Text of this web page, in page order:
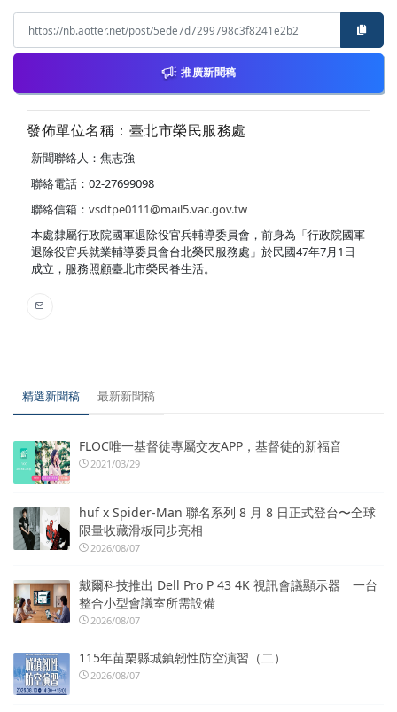
推廣新聞稿
發佈單位名稱：臺北市榮民服務處
新聞聯絡人：焦志強
聯絡電話：02-27699098
聯絡信箱： vsdtpe0111@mail5.vac.gov.tw
本處隸屬行政院國軍退除役官兵輔導委員會，前身為「行政院國軍
退除役官兵就業輔導委員會台北榮民服務處」於民國47年7月1日
成立，服務照顧臺北市榮民眷生活。
精選新聞稿 最新新聞稿
FLOC唯一基督徒專屬交友APP，基督徒的新福音
2021/03/29
huf x Spider-Man 聯名系列 8 月 8 日正式登台〜全球
限量收藏滑板同步亮相
2026/08/07
戴爾科技推出 Dell Pro P 43 4K 視訊會議顯示器 一台
整合小型會議室所需設備
2026/08/07
115年苗栗縣城鎮韌性防空演習（二）
2026/08/07